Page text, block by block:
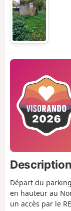
Départ du
en hauteur au
un accès par le